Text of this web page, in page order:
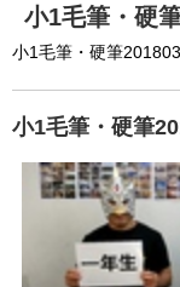
小1毛筆・硬
小1毛筆・硬筆201803
小1毛筆・硬筆